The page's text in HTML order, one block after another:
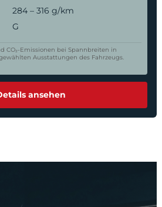
284 – 316 g/km
G
CO₂-Emissionen bei Spannbreiten in
Ausstattungen des Fahrzeugs.
ansehen